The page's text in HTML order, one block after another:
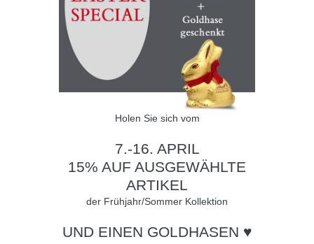
Holen Sie sich vom
7.-16. APRIL
15% AUF AUSGEWÄHLTE
ARTIKEL
der Frühjahr/Sommer Kollektion
UND EINEN GOLDHASEN ♥